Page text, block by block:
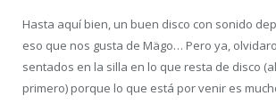
Hasta aquí bien, un buen disco con sonido
eso que nos gusta de Mägo… Pero ya,
sentados en la silla en lo que resta de disco
primero) porque lo que está por venir es